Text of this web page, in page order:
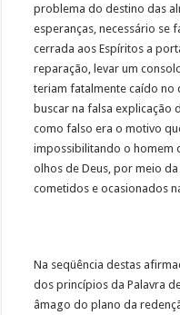
problema do destino das
esperanças, necessário se
cerrada aos Espíritos a
reparação, levar um
teriam fatalmente caído no
buscar na falsa explicação
como falso era o motivo
impossibilitando o homem
olhos de Deus, por meio
cometidos e ocasionados
Na seqüência destas
dos princípios da Palavra
âmago do plano da